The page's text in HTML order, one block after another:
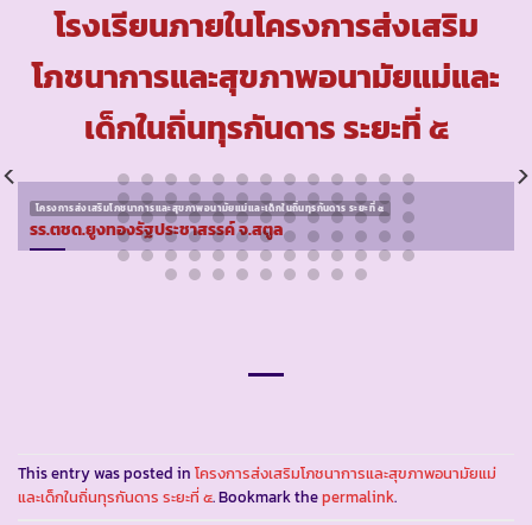
โรงเรียนภายในโครงการส่งเสริม
โภชนาการและสุขภาพอนามัยแม่และ
เด็กในถิ่นทุรกันดาร ระยะที่ ๕
โครงการส่งเสริมโภชนาการและสุขภาพอนามัยแม่และเด็กในถิ่นทุรกันดาร ระยะที่ ๕
รร.ตชด.ยูงทองรัฐประชาสรรค์ จ.สตูล
This entry was posted in โครงการส่งเสริมโภชนาการและสุขภาพอนามัยแม่
และเด็กในถิ่นทุรกันดาร ระยะที่ ๕. Bookmark thepermalink.